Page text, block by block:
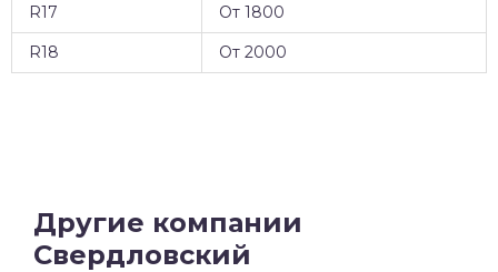
R17
От 1800
R18
От 2000
Другие компании
Свердловский